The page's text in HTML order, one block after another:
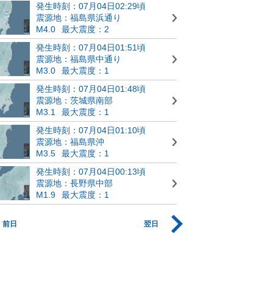
発生時刻：07月04日02:29頃
震源地：福島県浜通り
M4.0
最大震度：2
発生時刻：07月04日01:51頃
震源地：福島県中通り
M3.0
最大震度：1
発生時刻：07月04日01:48頃
震源地：茨城県南部
M3.1
最大震度：1
発生時刻：07月04日01:10頃
震源地：福島県沖
M3.5
最大震度：1
発生時刻：07月04日00:13頃
震源地：長野県中部
M1.9
最大震度：1
前日 翌日